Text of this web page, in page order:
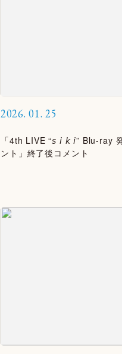
2026. 01.25
「4th LIVE “𝘴 𝘪 𝘬 𝘪” Blu-ray
ント」終了後コメント